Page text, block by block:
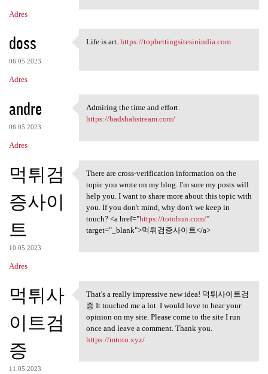
Adres
doss
06.05.2023
Adres
Life is art. https:/
Life is art. https://topbettingsitesinindia.com
andre
06.05.2023
Adres
Admiring the time and effort.
Admiring the time and effort.
https://badshahstream.com/
먹튀검
증사이
트
10.05.2023
Adres
There are cross-verification
There are cross-verification information on the
topic you wrote on my blog. I'm sure my posts will
help you. I want to share more about this topic with
you. If you don't mind, why don't we keep in
touch? <a href="https://totobun.com/"
target="_blank">먹튀검증사이트</a>
먹튀사
이트검
증
11.05.2023
That's a really impressive
That's a really impressive new idea! 먹튀사이트검
증 It touched me a lot. I would love to hear your
opinion on my site. Please come to the site I run
once and leave a comment. Thank you.
https://mtoto.xyz/